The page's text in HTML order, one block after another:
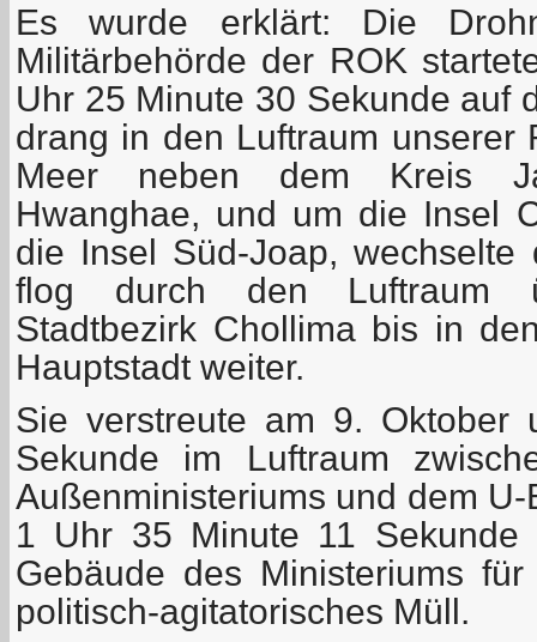
Es wurde erklärt: Die
Militärbehörde der ROK
Uhr 25 Minute 30 Sekunde auf
drang in den Luftraum unserer
Meer neben dem Kreis
Hwanghae, und um die Insel
die Insel Süd-Joap,
flog durch den Luftraum
Stadtbezirk Chollima bis in
Hauptstadt weiter.
Sie verstreute am 9.
Sekunde im Luftraum
Außenministeriums und dem
1 Uhr 35 Minute 11 Sekunde
Gebäude des Ministeriums
politisch-agitatorisches Müll.